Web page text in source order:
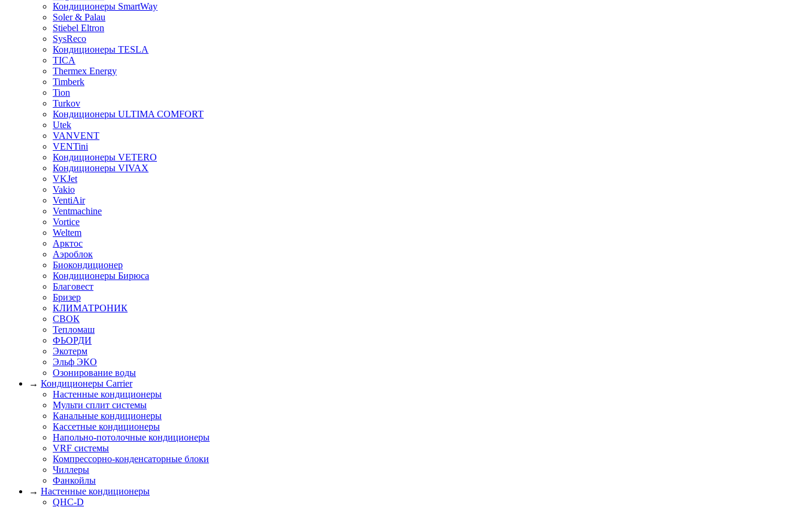
Кондиционеры SmartWay
Soler & Palau
Stiebel Eltron
SysReco
Кондиционеры TESLA
TICA
Thermex Energy
Timberk
Tion
Turkov
Кондиционеры ULTIMA COMFORT
Utek
VANVENT
VENTini
Кондиционеры VETERO
Кондиционеры VIVAX
VKJet
Vakio
VentiAir
Ventmachine
Vortice
Weltem
Арктос
Аэроблок
Биокондиционер
Кондиционеры Бирюса
Благовест
Бризер
КЛИМАТРОНИК
СВОК
Тепломаш
ФЬОРДИ
Экотерм
Эльф ЭКО
Озонирование воды
→ Кондиционеры Carrier
Настенные кондиционеры
Мульти сплит системы
Канальные кондиционеры
Кассетные кондиционеры
Напольно-потолочные кондиционеры
VRF системы
Компрессорно-конденсаторные блоки
Чиллеры
Фанкойлы
→ Настенные кондиционеры
QHC-D